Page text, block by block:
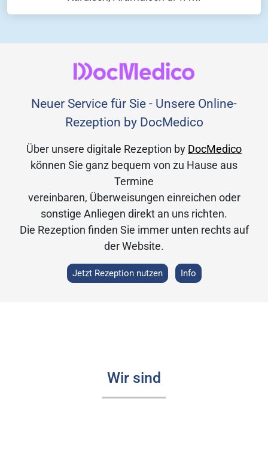
Neuer Service für Sie - Unsere Online-
Rezeption by DocMedico
Über unsere digitale Rezeption by DocMedico
können Sie ganz bequem von zu Hause aus
Termine
vereinbaren, Überweisungen einreichen oder
sonstige Anliegen direkt an uns richten.
Die Rezeption finden Sie immer unten rechts auf
der Website.
Jetzt Rezeption nutzen Info
Wir sind